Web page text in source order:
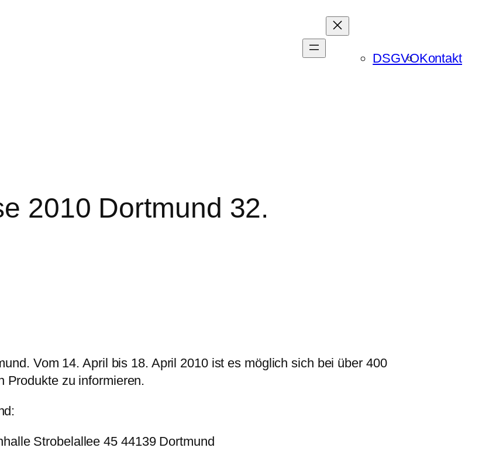
DSGVOKontakt
2010 Dortmund 32.
Vom 14. April bis 18. April 2010 ist es möglich sich bei über 400
Produkte zu informieren.
Strobelallee 45 44139 Dortmund